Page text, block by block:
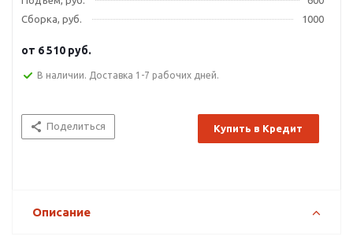
Сборка, руб.
1000
от 6 510 руб.
В наличии. Доставка 1-7 рабочих дней.
Поделиться Купить в Кредит
Описание